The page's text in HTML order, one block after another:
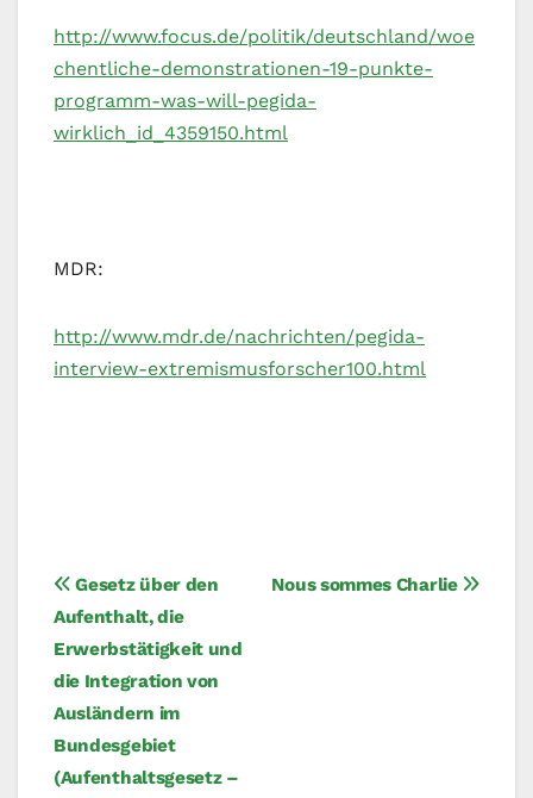
http://www.focus.de/politik/deutschland/woe
chentliche-demonstrationen-19-punkte-
programm-was-will-pegida-
wirklich_id_4359150.html
MDR:
http://www.mdr.de/nachrichten/pegida-
interview-extremismusforscher100.html
Beitragsnavigation
Nous sommes Charlie
Gesetz über den
Aufenthalt, die
Erwerbstätigkeit und
die Integration von
Ausländern im
Bundesgebiet
(Aufenthaltsgesetz –